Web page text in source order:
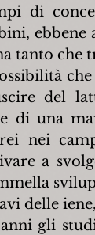
di
tanto che
del
di una
nei
a
delle
gli